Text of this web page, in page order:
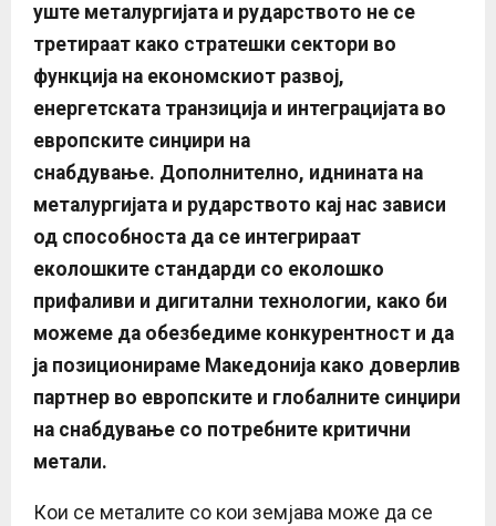
уште металургијата и рударството не се
третираат како стратешки сектори во
функција на економскиот развој,
енергетската транзиција и интеграцијата во
европските синџири на
снабдување. Дополнително, иднината на
металургијата и рударството кај нас зависи
од способноста да се интегрираат
еколошките стандарди со еколошко
прифаливи и дигитални технологии, како би
можеме да обезбедиме конкурентност и да
ја позиционираме Македонија како доверлив
партнер во европските и глобалните синџири
на снабдување со потребните критични
метали.
Кои се металите со кои земјава може да се